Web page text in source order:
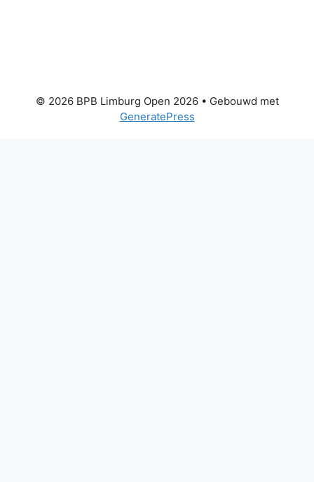
© 2026 BPB Limburg Open 2026• Gebouwd met
GeneratePress